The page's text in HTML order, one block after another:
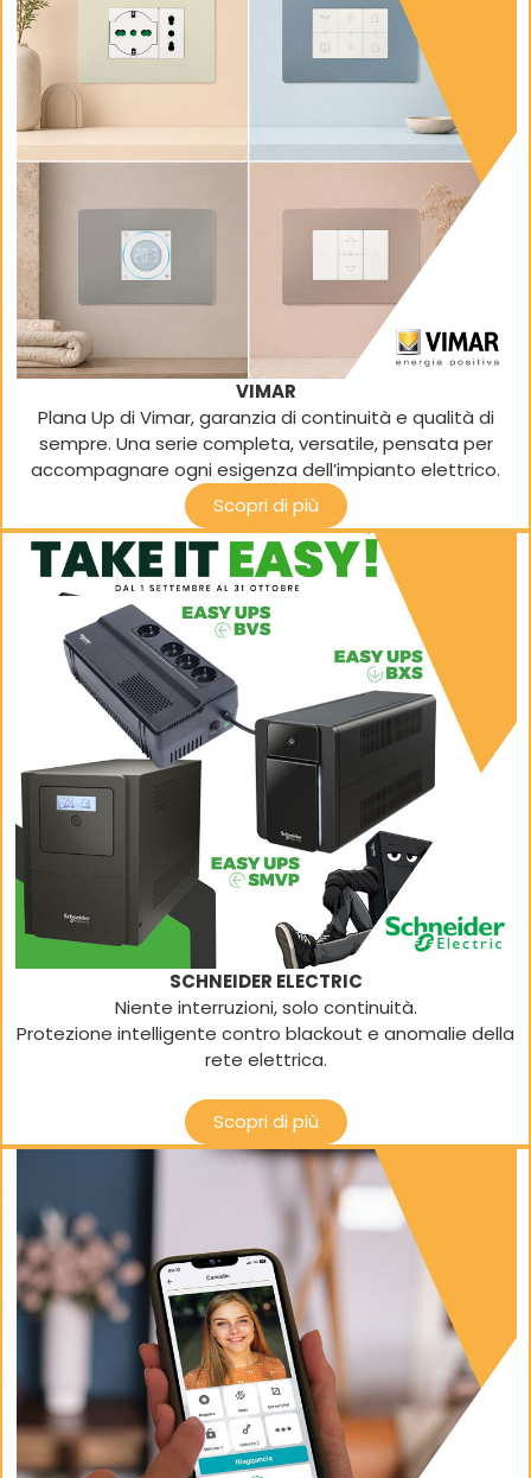
VIMAR
Plana Up di Vimar, garanzia di continuità e qualità di
sempre. Una serie completa, versatile, pensata per
accompagnare ogni esigenza dell’impianto elettrico.
Scopri di più
SCHNEIDER ELECTRIC
Niente interruzioni, solo continuità.
Protezione intelligente contro blackout e anomalie della
rete elettrica.
Scopri di più